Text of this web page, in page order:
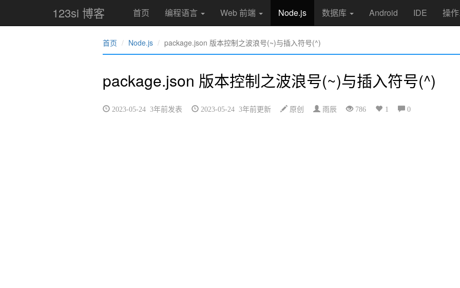
123si 博客 首页 编程语言 Web 前端 Node.js 数据库 Android IDE 操
首页 Node.js package.json 版本控制之波浪号(~)与插入符号(^)
package.json 版本控制之波浪号(~)与插入符号(^)
2023-05-24 3年前发表 2023-05-24 3年前更新 原创 雨辰 786 1 0